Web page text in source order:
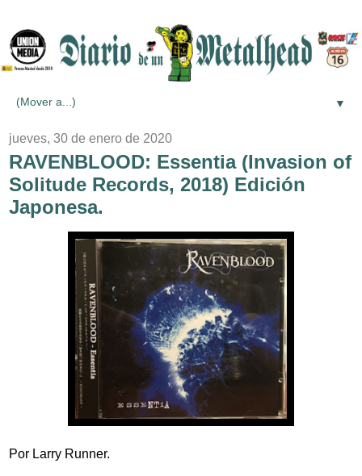
▼
jueves, 30 de enero de 2020
RAVENBLOOD: Essentia (Invasion of
Solitude Records, 2018) Edición
Japonesa.
Por Larry Runner.